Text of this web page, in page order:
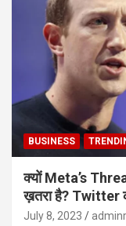
BUSINESS
क्यों Meta’s
ख़तरा है? Twitter
July 8, 2023